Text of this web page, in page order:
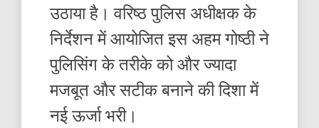
उठाया है। वरिष्ठ पुलिस अधीक्षक के
निर्देशन में आयोजित इस अहम गोष्ठी ने
पुलिसिंग के तरीके को और ज्यादा
मजबूत और सटीक बनाने की दिशा में
नई ऊर्जा भरी।